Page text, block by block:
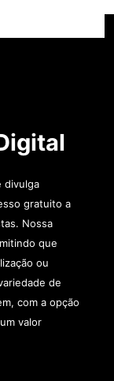
divulga
gratuito a
Nossa
que
ou
de
com a opção
valor